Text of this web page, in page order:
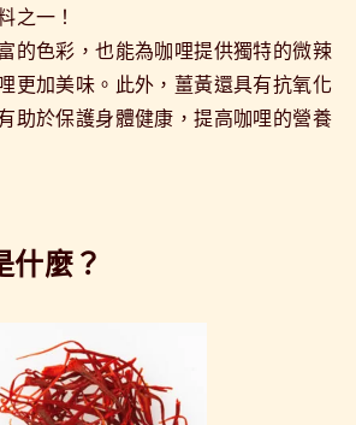
之一！
的色彩，也能為咖哩提供獨特的微辣
更加美味。此外，薑黃還具有抗氧化
助於保護身體健康，提高咖哩的營養
什麼？